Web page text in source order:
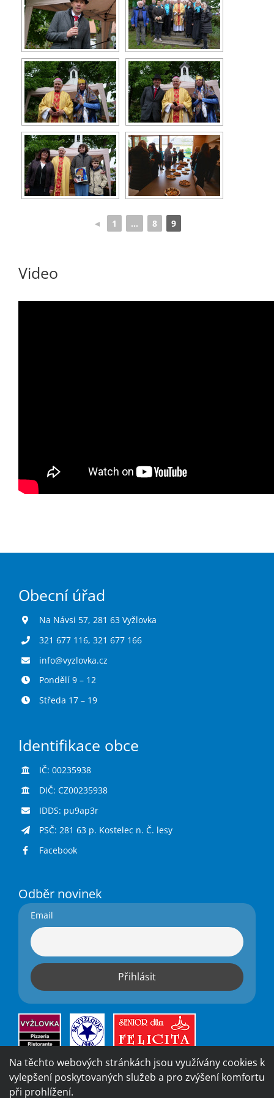
Turistika
Koupaliště
Hlášení závad
Kontakty
◄ 1 ... 8 9
Video
Obecní úřad
Na Návsi 57, 281 63 Vyžlovka
321 677 116, 321 677 166
info@vyzlovka.cz
Pondělí 9 – 12
Středa 17 – 19
Identifikace obce
IČ: 00235938
DIČ: CZ00235938
IDDS: pu9ap3r
PSČ: 281 63 p. Kostelec n. Č. lesy
Facebook
Odběr novinek
Email
Na těchto webových stránkách jsou využívány cookies k
vylepšení poskytovaných služeb a pro zvýšení komfortu
při prohlížení.